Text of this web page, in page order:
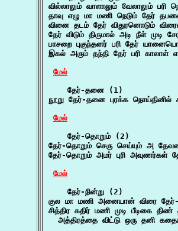
வில்லாலும் வாளாலும் வேலாலும் பரி
தாவு எழு மா மணி நெடும் தேர்
வினை தடம் தேர் விதுரனொடும்
தேர் விடும் திருமால் அடி நீள் முடி
பாசறை புகுந்தனர் பரி தேர்
இகல் அரும் தந்தி தேர் பரி காலாள்
மேல்
    தேர்-தனை (1)
நூறு தேர்-தனை புரக்க நொய்தினில்
மேல்
    தேர்-தொறும் (2)
தேர்-தொறும் செரு செய்யும் அ
தேர்-தொறும் அமர் புரி அவுணர்கள்
மேல்
    தேர்-நின்று (2)
குல மா மணி அனையான் விரை தேர்-
சித்திர கதிர் மணி முடி பீடிகை திண்
அத்திரத்தை விட்டு ஒரு தனி